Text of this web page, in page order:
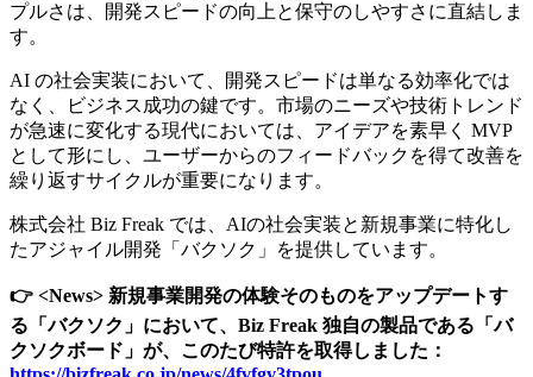
プルさは、開発スピードの向上と保守のしやすさに直結しま
す。
AI の社会実装において、開発スピードは単なる効率化では
なく、ビジネス成功の鍵です。市場のニーズや技術トレンド
が急速に変化する現代においては、アイデアを素早く MVP
として形にし、ユーザーからのフィードバックを得て改善を
繰り返すサイクルが重要になります。
株式会社 Biz Freak では、AIの社会実装と新規事業に特化し
たアジャイル開発「バクソク」を提供しています。
👉 <News> 新規事業開発の体験そのものをアップデートす
る「バクソク」において、Biz Freak 独自の製品である「バ
クソクボード」が、このたび特許を取得しました：